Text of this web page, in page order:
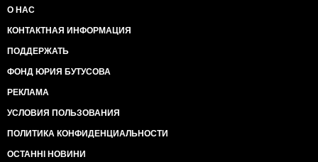
О НАС
КОНТАКТНАЯ ИНФОРМАЦИЯ
ПОДДЕРЖАТЬ
ФОНД ЮРИЯ БУТУСОВА
РЕКЛАМА
УСЛОВИЯ ПОЛЬЗОВАНИЯ
ПОЛИТИКА КОНФИДЕНЦИАЛЬНОСТИ
ОСТАННІ НОВИНИ